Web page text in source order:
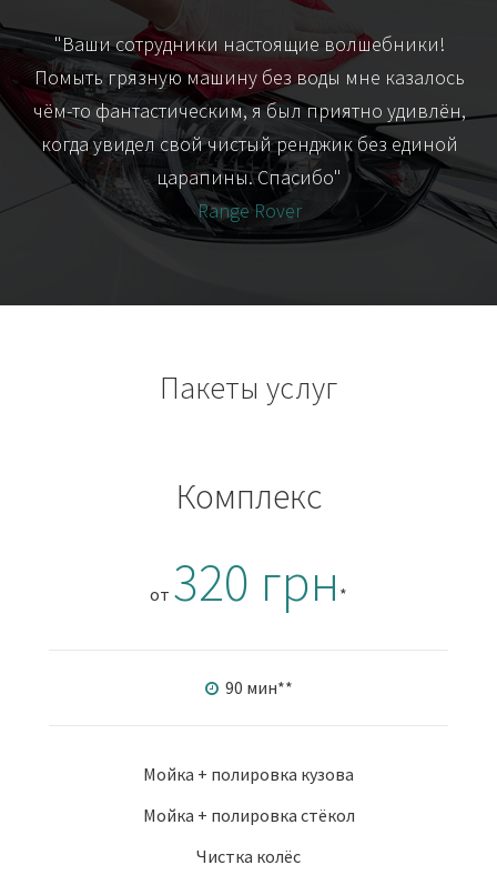
"Ваши сотрудники настоящие волшебники!
Помыть грязную машину без воды мне казалось
чём-то фантастическим, я был приятно удивлён,
когда увидел свой чистый ренджик без единой
царапины. Спасибо"
Range Rover
Пакеты услуг
Комплекс
от 320 грн *
90 мин**
Мойка + полировка кузова
Мойка + полировка стёкол
Чистка колёс